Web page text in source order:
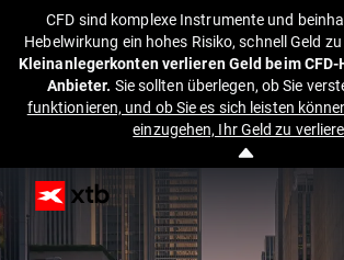
CFD sind komplexe Instrumente und
Hebelwirkung ein hohes Risiko, schnell Geld
Kleinanlegerkonten verlieren Geld beim
Anbieter. Sie sollten überlegen, ob Sie
funktionieren, und ob Sie es sich leisten
einzugehen, Ihr Geld zu